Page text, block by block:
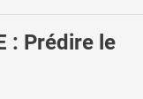
: Prédire le